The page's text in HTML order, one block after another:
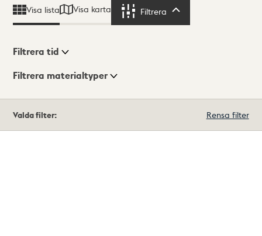
Visa lista Visa karta Filtrera
Visningsläge
Filtrera tid
Filtrera materialtyper
träffar
Valda filter: Rensa filter